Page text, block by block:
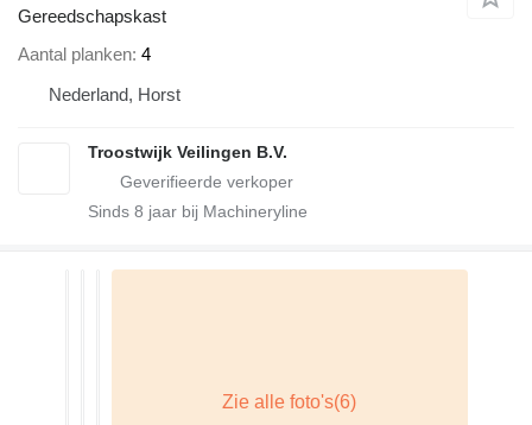
Gereedschapskast
Aantal planken 4
Nederland, Horst
Troostwijk Veilingen B.V.
Sinds 8 jaar bij Machineryline